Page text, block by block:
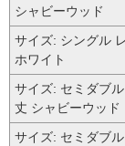
シャビーウッド
サイズ: シングル
ホワイト
サイズ: セミダブ
丈 シャビーウッド
サイズ: セミダブ